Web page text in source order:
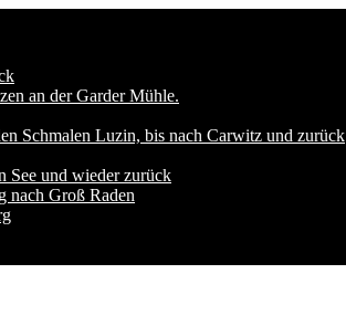
an der Garder Mühle.
Schmalen Luzin, bis nach Carwitz und zurück
See und wieder zurück
nach Groß Raden